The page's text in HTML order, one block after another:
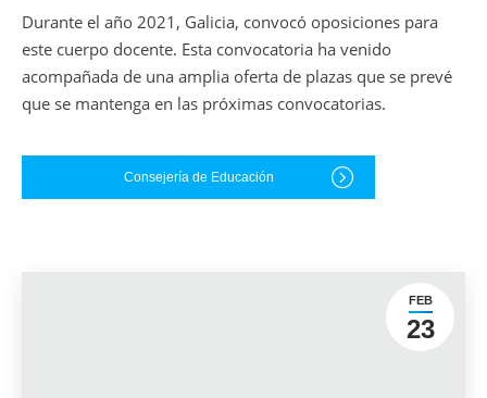
Durante el año 2021, Galicia, convocó oposiciones para
este cuerpo docente. Esta convocatoria ha venido
acompañada de una amplia oferta de plazas que se prevé
que se mantenga en las próximas convocatorias.
Consejería de Educación
FEB
23